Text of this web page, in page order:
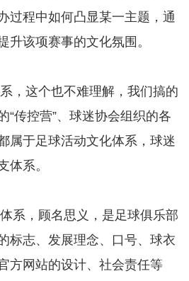
过程中如何凸显某一主题，通
升该项赛事的文化氛围。
这个也不难理解，我们搞的
“传控营”、球迷协会组织的各
属于足球活动文化体系，球迷
体系。
，顾名思义，是足球俱乐部
标志、发展理念、口号、球衣
方网站的设计、社会责任等